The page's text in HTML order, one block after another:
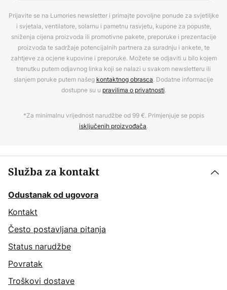
Prijavite se na Lumories newsletter i primajte povoljne ponude za svjetiljke
i svjetala, ventilatore, solarnu i pametnu rasvjetu, kupone za popuste,
sniženja cijena proizvoda ili promotivne pakete, preporuke i prezentacije
proizvoda te sadržaje potencijalnih partnera za suradnju i ankete, te
zahtjeve za ocjene kupovine i preporuke. Možete se odjaviti u bilo kojem
trenutku putem odjavnog linka koji se nalazi u svakom newsletteru ili
slanjem poruke putem našeg kontaktnog obrasca. Dodatne informacije
dostupne su u pravilima o privatnosti.
*Za minimalnu vrijednost narudžbe od 99 €. Primjenjuje se popis
isključenih proizvođača.
Služba za kontakt
Odustanak od ugovora
Kontakt
Često postavljana pitanja
Status narudžbe
Povratak
Troškovi dostave